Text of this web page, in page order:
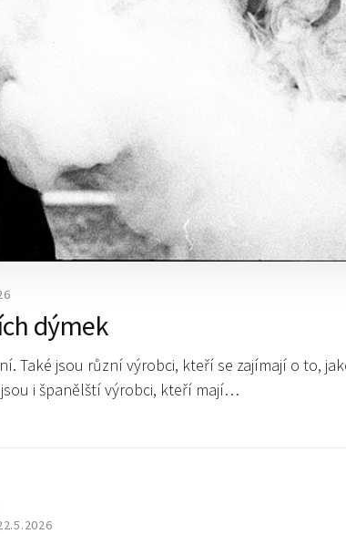
dýmek
Také jsou různí výrobci, kteří se zajímají o to,
i španělští výrobci, kteří mají…